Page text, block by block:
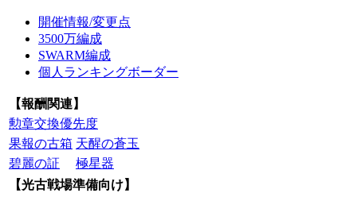
開催情報/変更点
3500万編成
SWARM編成
個人ランキングボーダー
【報酬関連】
勲章交換優先度
果報の古箱 天醒の蒼玉
碧麗の証
極星器
【光古戦場準備向け】